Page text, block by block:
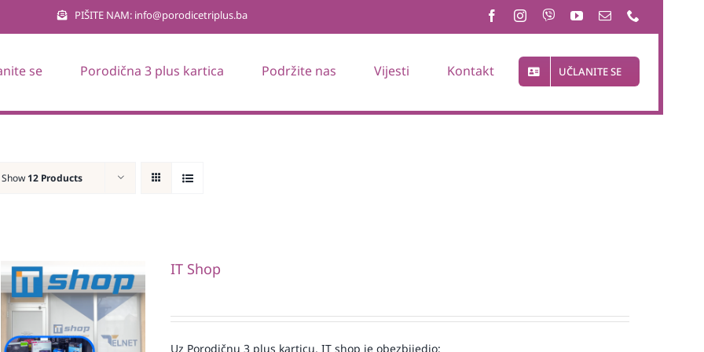
PIŠITE NAM: info@porodicetriplus.ba
se Porodična 3 plus kartica Podržite nas Vijesti Kontakt UČLANITE SE
Show 12 Products
IT Shop
Uz Porodičnu 3 plus karticu, IT shop je obezbijedio: